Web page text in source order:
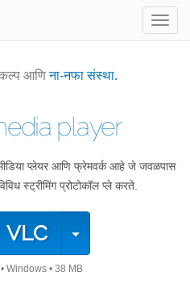
आणिना-नफा संस्था.
player
प्लेयर आणि फ्रेमवर्क आहे जे जवळपास
स्ट्रीमिंग प्रोटोकॉल प्ले करते.
VLC
• Windows • 38 MB